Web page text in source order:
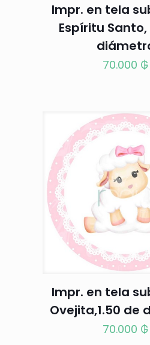
Impr. en tela
Espíritu Santo,
70.000 ₲
Impr. en tela
Ovejita,1.50 de
70.000 ₲